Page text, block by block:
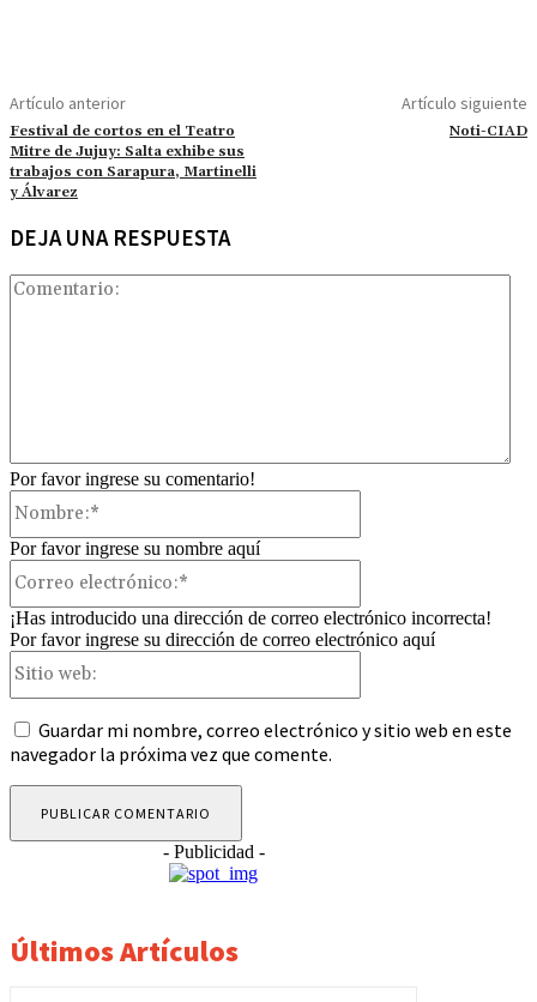
Artículo anterior
Festival de cortos en el Teatro
Mitre de Jujuy: Salta exhibe sus
trabajos con Sarapura, Martinelli
y Álvarez
Artículo siguiente
Noti-CIAD
DEJA UNA RESPUESTA
Por favor ingrese su comentario!
Por favor ingrese su nombre aquí
¡Has introducido una dirección de correo electrónico incorrecta!
Por favor ingrese su dirección de correo electrónico aquí
Guardar mi nombre, correo electrónico y sitio web en este
navegador la próxima vez que comente.
- Publicidad -
Últimos Artículos